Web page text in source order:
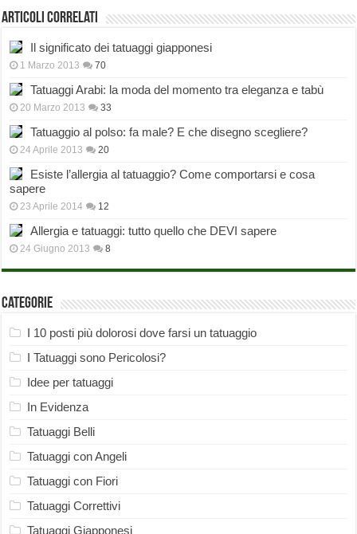
Articoli correlati
Il significato dei tatuaggi giapponesi
1 Marzo 2013 70
Tatuaggi Arabi: la moda del momento tra eleganza e tabù
20 Marzo 2013 33
Tatuaggio al polso: fa male? E che disegno scegliere?
24 Aprile 2013 20
Esiste l’allergia al tatuaggio? Come comportarsi e cosa
sapere
23 Aprile 2014 12
Allergia e tatuaggi: tutto quello che DEVI sapere
24 Giugno 2013 8
Categorie
I 10 posti più dolorosi dove farsi un tatuaggio
I Tatuaggi sono Pericolosi?
Idee per tatuaggi
In Evidenza
Tatuaggi Belli
Tatuaggi con Angeli
Tatuaggi con Fiori
Tatuaggi Correttivi
Tatuaggi Giapponesi